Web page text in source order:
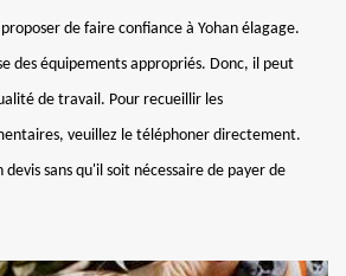
de faire confiance à Yohan élagage.
des équipements appropriés. Donc, il peut
de travail. Pour recueillir les
veuillez le téléphoner directement.
sans qu'il soit nécessaire de payer de